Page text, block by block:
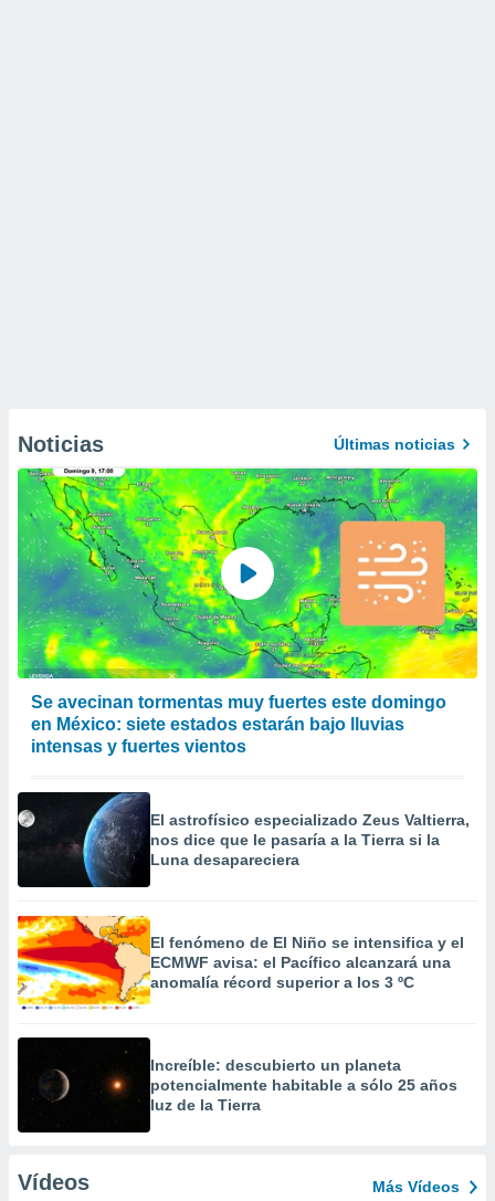
Noticias Últimas noticias
Se avecinan tormentas muy fuertes este domingo
en México: siete estados estarán bajo lluvias
intensas y fuertes vientos
El astrofísico especializado Zeus Valtierra,
nos dice que le pasaría a la Tierra si la
Luna desapareciera
El fenómeno de El Niño se intensifica y el
ECMWF avisa: el Pacífico alcanzará una
anomalía récord superior a los 3 ºC
Increíble: descubierto un planeta
potencialmente habitable a sólo 25 años
luz de la Tierra
Vídeos Más Vídeos